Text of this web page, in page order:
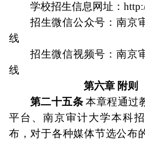
学校招生信息网址 ：
招生微信公众号 ：南京
线
招生微信视频号 ：南京
线
第六章 附则
第二十五条 本章程通过
平台 、 南京审计大学本科
布 ，对于各种媒体节选公布